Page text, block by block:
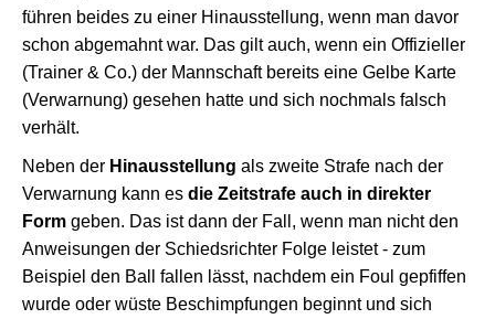
führen beides zu einer Hinausstellung, wenn man davor
schon abgemahnt war. Das gilt auch, wenn ein Offizieller
(Trainer & Co.) der Mannschaft bereits eine Gelbe Karte
(Verwarnung) gesehen hatte und sich nochmals falsch
verhält.
Neben der Hinausstellung als zweite Strafe nach der
Verwarnung kann es die Zeitstrafe auch in direkter
Form geben. Das ist dann der Fall, wenn man nicht den
Anweisungen der Schiedsrichter Folge leistet - zum
Beispiel den Ball fallen lässt, nachdem ein Foul gepfiffen
wurde oder wüste Beschimpfungen beginnt und sich